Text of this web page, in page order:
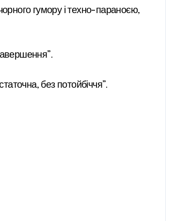
гумору і техно-параноєю,
без потойбіччя”.